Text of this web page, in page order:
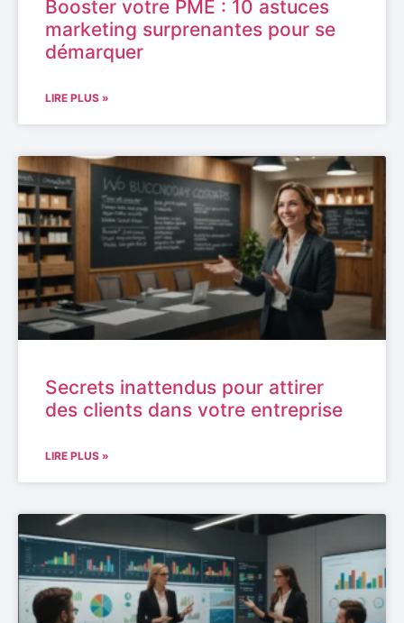
Booster votre PME : 10 astuces
marketing surprenantes pour se
démarquer
LIRE PLUS »
Secrets inattendus pour attirer
des clients dans votre entreprise
LIRE PLUS »